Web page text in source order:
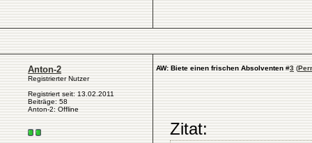
Anton-2
Registrierter Nutzer
Registriert seit: 13.02.2011
Beiträge: 58
Anton-2: Offline
AW: Biete einen frischen Absolventen #3 (
Zitat: